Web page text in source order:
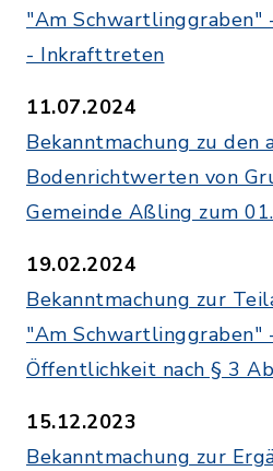
"Am Schwartlinggraben"
- Inkrafttreten
11.07.2024
Bekanntmachung zu den
Bodenrichtwerten von
Gemeinde Aßling zum
19.02.2024
Bekanntmachung zur
"Am
Öffentlichkeit nach § 3
15.12.2023
Bekanntmachung zur